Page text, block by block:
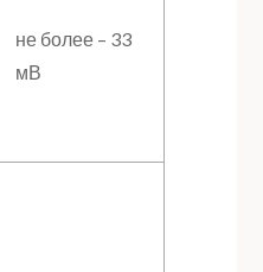
не более – 33
мВ